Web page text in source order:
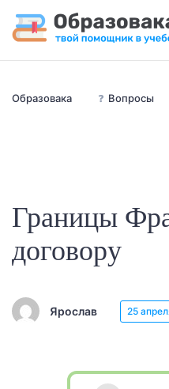
Образовака ❓ Вопросы
Границы
договору
Ярослав 25